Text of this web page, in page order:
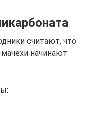
считают, что
начинают